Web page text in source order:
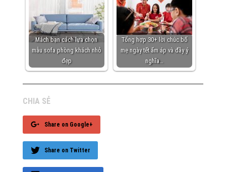
Mách bạn cách lựa chọn
mẫu sofa phòng khách nhỏ
đẹp
Tổng hợp 30+ lời chúc bố
mẹ ngày tết ấm áp và đầy ý
nghĩa…
CHIA SẺ
Share on Google+
Share on Twitter